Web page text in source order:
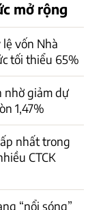
mở rộng
vốn Nhà
tối thiểu 65%
nhờ giảm dự
1,47%
nhất trong
CTCK
“nổi sóng”